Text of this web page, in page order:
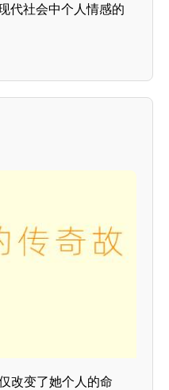
代社会中个人情感的
改变了她个人的命